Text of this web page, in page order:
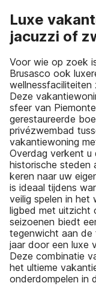
Luxe
jacuzzi of
Voor wie op zoek
Brusasco ook
Deze
sfeer van
gerestaureerde
privézwembad
vakantiewoning
Overdag verkent
historische steden
keren naar uw
is ideaal tijdens
veilig spelen in het
ligbed met uitzicht
seizoenen biedt
tegenwicht aan de
jaar door een luxe
Deze combinatie
het ultieme
onderdompelen in